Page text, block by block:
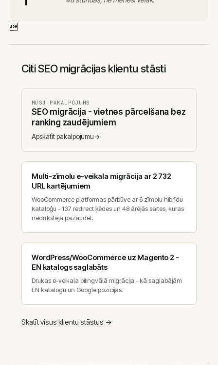

Citi SEO migrācijas klientu stāsti
MŪSU PAKALPOJUMS
SEO migrācija - vietnes pārcelšana bez
ranking zaudējumiem
Apskatīt pakalpojumu→
Multi-zīmolu e-veikala migrācija ar 2 732
URL kartējumiem
WooCommerce platformas pārbūve ar 6 zīmolu hibrīdu
kataloģu - 137 redirect ķēdes un 48 ārējās saites, kuras
nedrīkstēja pazaudēt.
WordPress/WooCommerce uz Magento 2 -
EN katalogs saglabāts
Drukas e-veikala bilingvālā migrācija - kā saglabājām
EN katalogu un Google pozīcijas.
Skatīt visus klientu stāstus →